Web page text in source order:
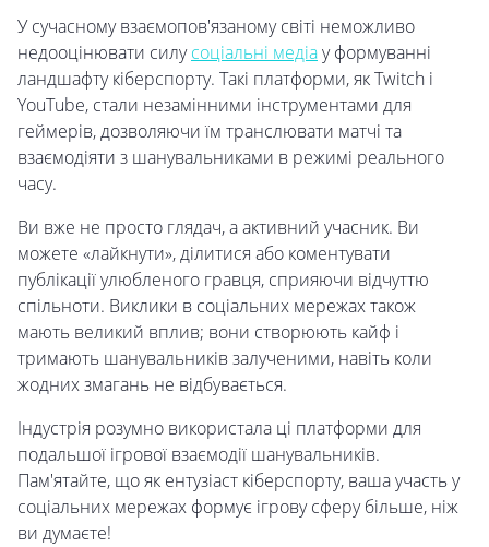
У сучасному взаємопов'язаному світі неможливо
недооцінювати силусоціальні медіау формуванні
ландшафту кіберспорту. Такі платформи, як Twitch і
YouTube, стали незамінними інструментами для
геймерів, дозволяючи їм транслювати матчі та
взаємодіяти з шанувальниками в режимі реального
часу.
Ви вже не просто глядач, а активний учасник. Ви
можете «лайкнути», ділитися або коментувати
публікації улюбленого гравця, сприяючи відчуттю
спільноти. Виклики в соціальних мережах також
мають великий вплив; вони створюють кайф і
тримають шанувальників залученими, навіть коли
жодних змагань не відбувається.
Індустрія розумно використала ці платформи для
подальшої ігрової взаємодії шанувальників.
Пам'ятайте, що як ентузіаст кіберспорту, ваша участь у
соціальних мережах формує ігрову сферу більше, ніж
ви думаєте!